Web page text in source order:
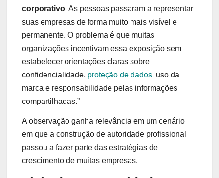
corporativo. As pessoas passaram a representar
suas empresas de forma muito mais visível e
permanente. O problema é que muitas
organizações incentivam essa exposição sem
estabelecer orientações claras sobre
confidencialidade, proteção de dados, uso da
marca e responsabilidade pelas informações
compartilhadas.”
A observação ganha relevância em um cenário
em que a construção de autoridade profissional
passou a fazer parte das estratégias de
crescimento de muitas empresas.